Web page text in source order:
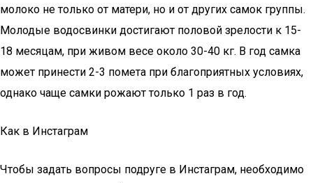
молоко не только от матери, но и от других самок группы.
Молодые водосвинки достигают половой зрелости к 15-
18 месяцам, при живом весе около 30-40 кг. В год самка
может принести 2-3 помета при благоприятных условиях,
однако чаще самки рожают только 1 раз в год.
Как в Инстаграм
Чтобы задать вопросы подруге в Инстаграм, необходимо